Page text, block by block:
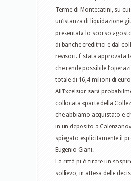
Terme di Montecatini, su cui
un’istanza di liquidazione
presentata lo scorso
di banche creditrici e dal
revisori. È stata approvata
che rende possibile
totale di 16,4 milioni di
All’Excelsior sarà
collocata «parte della
che abbiamo acquistato e
in un deposito a
spiegato esplicitamente il
Eugenio Giani.
La città può tirare un
sollievo, in attesa delle